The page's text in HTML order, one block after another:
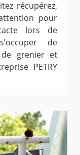
récupérez,
pour
lors de
de
de grenier et
PETRY